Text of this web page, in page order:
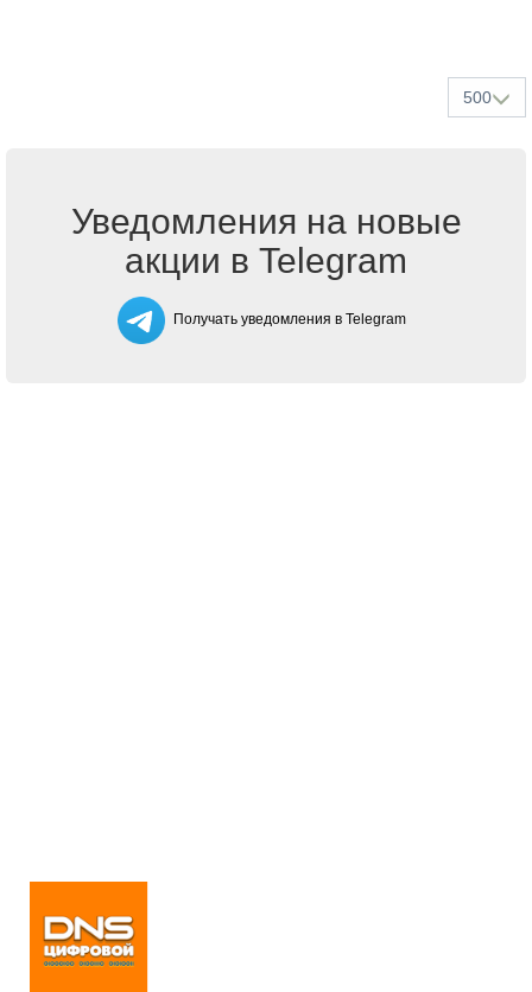
500
Уведомления на новые
акции в Telegram
Получать уведомления в Telegram